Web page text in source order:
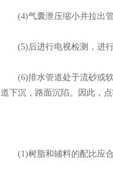
(4)气囊泄压缩小并拉出
(5)后进行电视检测，进行
(6)排水管道处于流砂或软
道下沉，路面沉陷。因此，
(1)树脂和辅料的配比应